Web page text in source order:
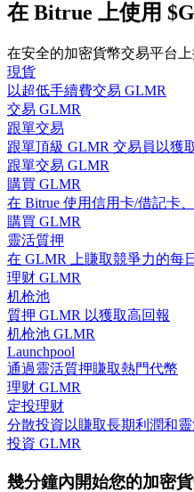
成為跟單交易員
坐享盈利分成和跟單分傭
合約資訊
包含交易情況等的大數
在 Bitrue 上使用
在安全的加密貨幣交易平台
現貨
以超低手續費交易 GLMR
交易 GLMR
跟單交易
跟單頂級 GLMR 交易員以獲
跟單交易 GLMR
購買 GLMR
在 Bitrue 使用信用卡/借記卡
購買 GLMR
靈活質押
在 GLMR 上賺取競爭力的每
理财 GLMR
机枪池
質押 GLMR 以獲取高回報
机枪池 GLMR
Launchpool
通過靈活質押賺取熱門代幣
理财 GLMR
定投理财
分散投資以賺取長期利潤和靈
投資 GLMR
幾分鐘內開始您的加密